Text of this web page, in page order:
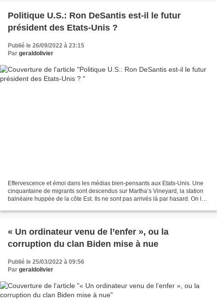
Politique U.S.: Ron DeSantis est-il le futur
président des Etats-Unis ?
Publié le 26/09/2022 à 23:15
Par geraldolivier
Effervescence et émoi dans les médias bien-pensants aux Etats-Unis. Une
cinquantaine de migrants sont descendus sur Martha’s Vineyard, la station
balnéaire huppée de la côte Est. Ils ne sont pas arrivés là par hasard. On les
« Un ordinateur venu de l’enfer », ou la
corruption du clan Biden mise à nue
Publié le 25/03/2022 à 09:56
Par geraldolivier